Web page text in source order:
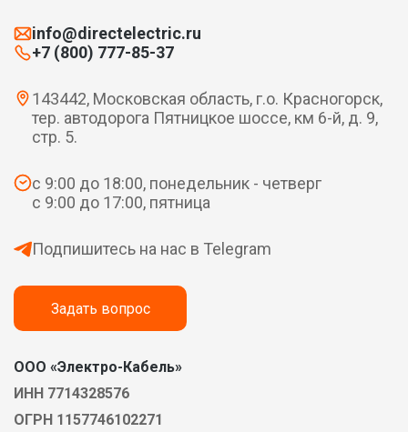
info@directelectric.ru
+7 (800) 777-85-37
143442, Московская область, г.о. Красногорск,
тер. автодорога Пятницкое шоссе, км 6-й, д. 9,
стр. 5.
с 9:00 до 18:00, понедельник - четверг
с 9:00 до 17:00, пятница
Подпишитесь на нас в Telegram
Задать вопрос
ООО «Электро-Кабель»
ИНН 7714328576
ОГРН 1157746102271